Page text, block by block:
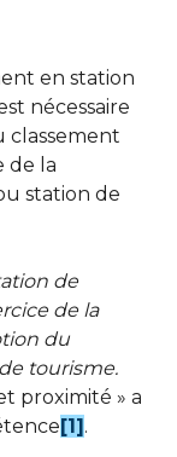
en station
nécessaire
classement
de la
station de
de
de la
du
tourisme.
proximité » a
[1].